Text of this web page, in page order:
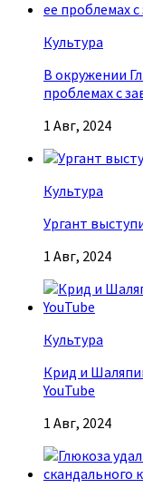
Культура
В окружении
проблемах с
1 Авг, 2024
Культура
Ургант
1 Авг, 2024
Культура
Крид и
YouTube
1 Авг, 2024